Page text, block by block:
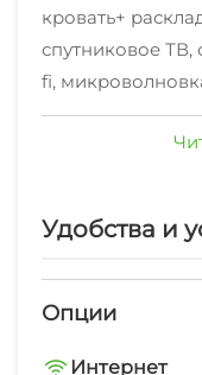
кровать+
спутниковое ТВ,
fi,
утюг - есть все
размещения до
свободном
магазины, кафе.
шаговой
Удобства и
Опции
Интернет